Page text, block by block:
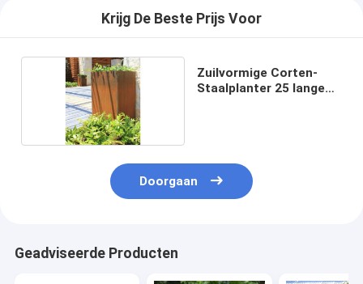
Krijg De Beste Prijs Voor
Zuilvormige Corten-
Staalplanter 25 lange
Doorgaan
Geadviseerde Producten